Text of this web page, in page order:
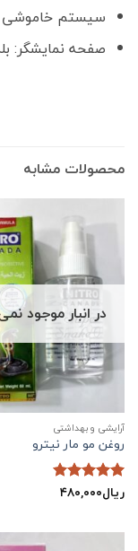
سیستم خاموشی
صفحه نمایشگر:
محصولات مشابه
در انبار موجود
آرایشی و بهداشتی
روغن مو مار نیترو
نمره5 از
ریال۴۸۰,۰۰۰